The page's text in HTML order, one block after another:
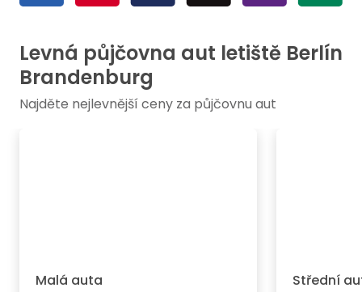
Levná půjčovna aut letiště Berlín
Brandenburg
Najděte nejlevnější ceny za půjčovnu aut
Malá auta Střední